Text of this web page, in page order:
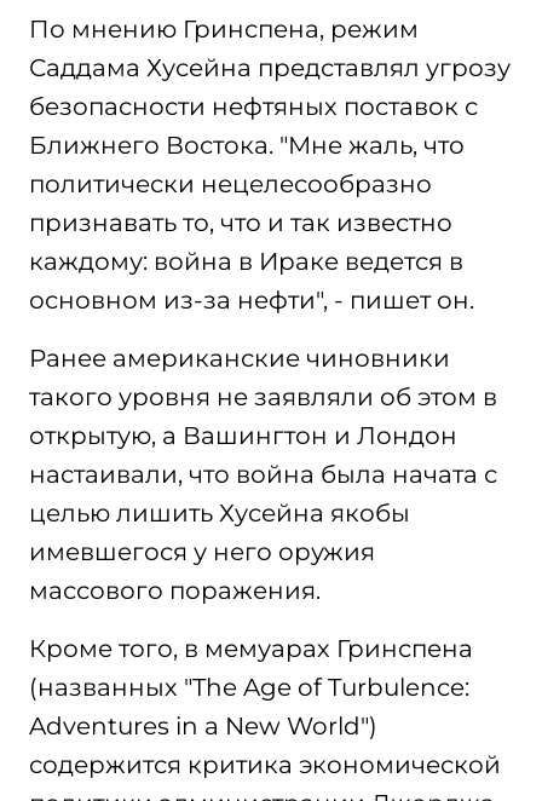
По мнению Гринспена, режим
Саддама Хусейна представлял угрозу
безопасности нефтяных поставок с
Ближнего Востока. "Мне жаль, что
политически нецелесообразно
признавать то, что и так известно
каждому: война в Ираке ведется в
основном из-за нефти", - пишет он.
Ранее американские чиновники
такого уровня не заявляли об этом в
открытую, а Вашингтон и Лондон
настаивали, что война была начата с
целью лишить Хусейна якобы
имевшегося у него оружия
массового поражения.
Кроме того, в мемуарах Гринспена
(названных "The Age of Turbulence:
Adventures in a New World")
содержится критика экономической